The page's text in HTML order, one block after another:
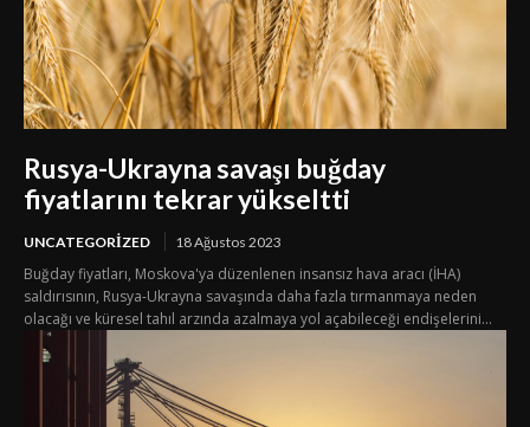
Rusya-Ukrayna savaşı buğday
fiyatlarını tekrar yükseltti
UNCATEGORIZED 18 Ağustos 2023
Buğday fiyatları, Moskova'ya düzenlenen insansız hava aracı (İHA)
saldırısının, Rusya-Ukrayna savaşında daha fazla tırmanmaya neden
olacağı ve küresel tahıl arzında azalmaya yol açabileceği endişelerini...